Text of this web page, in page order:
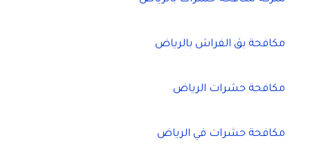
مكافحة بق الفراش بالرياض
مكافحة حشرات الرياض
مكافحة حشرات في الرياض